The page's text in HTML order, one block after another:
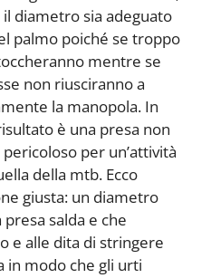
diametro sia adeguato
palmo poiché se troppo
mentre se
non riusciranno a
la manopola. In
è una presa non
per un’attività
della mtb. Ecco
giusta: un diametro
salda e che
e alle dita di stringere
in modo che gli urti